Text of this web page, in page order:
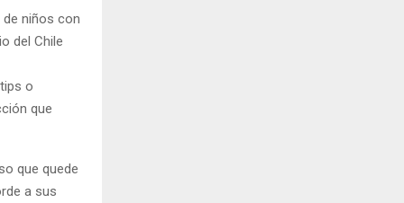
niños con
del Chile
o
que
que quede
a sus